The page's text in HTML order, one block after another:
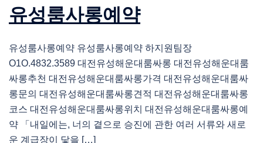
유성룸사롱예약
유성룸사롱예약 유성룸사롱예약 하지원팀장
O1O.4832.3589 대전유성해운대룸싸롱 대전유성해운대룸
싸롱추천 대전유성해운대룸싸롱가격 대전유성해운대룸싸
롱문의 대전유성해운대룸싸롱견적 대전유성해운대룸싸롱
코스 대전유성해운대룸싸롱위치 대전유성해운대룸싸롱예
약 「내일에는, 너의 곁으로 승진에 관한 여러 서류와 새로
운 계급장이 닿을 […]